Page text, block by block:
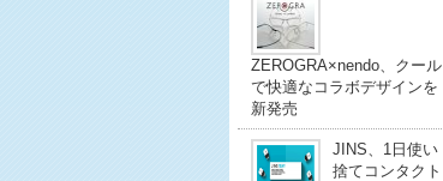
ZEROGRA×nendo、クール
で快適なコラボデザインを
新発売
JINS、1日使い
捨てコンタクト